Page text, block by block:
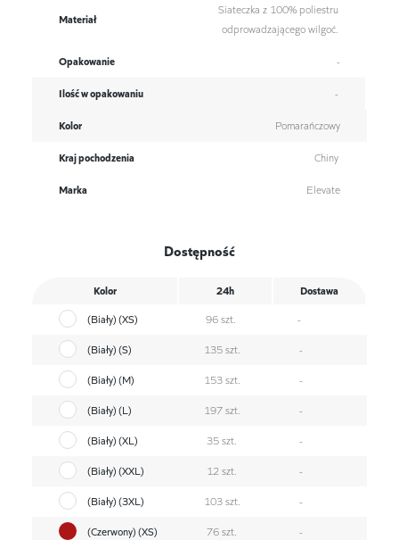
Materiał
Siateczka z 100% poliestru
odprowadzającego wilgoć.
Opakowanie -
Ilość w opakowaniu -
Kolor Pomarańczowy
Kraj pochodzenia Chiny
Marka Elevate
Dostępność
Kolor 24h
Dostawa
(Biały) (XS)
96 szt.
-
(Biały) (S)
135 szt.
-
(Biały) (M)
153 szt.
-
(Biały) (L)
197 szt.
-
(Biały) (XL)
35 szt.
-
(Biały) (XXL)
12 szt.
-
(Biały) (3XL)
103 szt.
-
(Czerwony) (XS)
76 szt.
-